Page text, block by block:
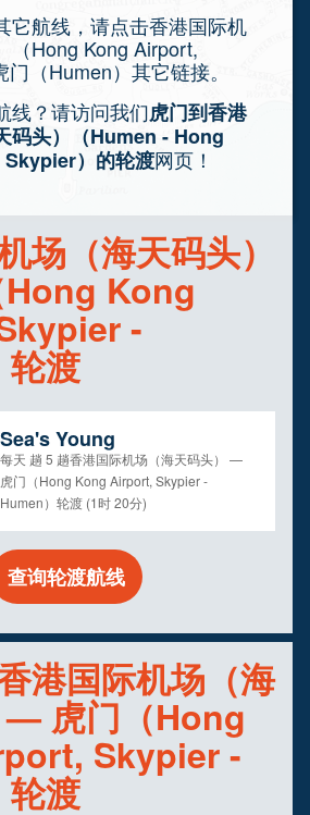
它航线，请点击香港国际机
（Hong Kong Airport,
（Humen）其它链接。
线？请访问我们虎门到香港
码头）（Humen - Hong
）的轮渡网页！
场（海天码头）
Kong
-
渡
Sea's Young
每天 趟 5 趟香港国际机场（海天码头） —
虎门（Hong Kong Airport, Skypier -
Humen）轮渡 (1时 20分)
查询轮渡航线
港国际机场（海
— 虎门（Hong
Skypier -
渡